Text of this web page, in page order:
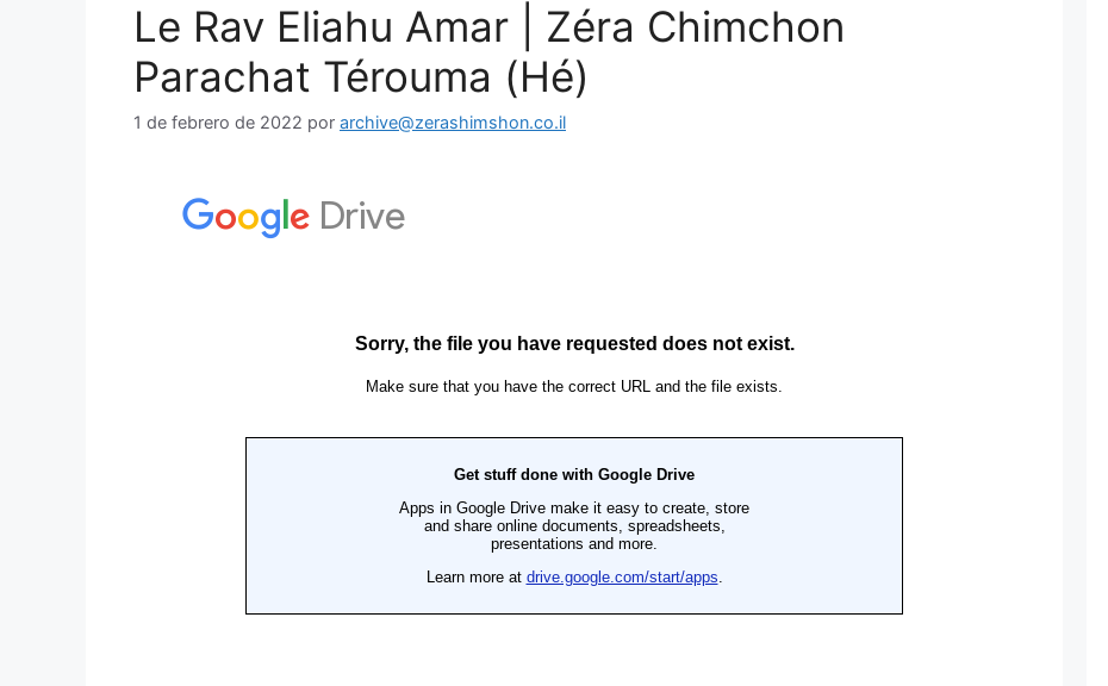
Le Rav Eliahu Amar | Zéra Chimchon
Parachat Térouma (Hé)
1 de febrero de 2022 por archive@zerashimshon.co.il